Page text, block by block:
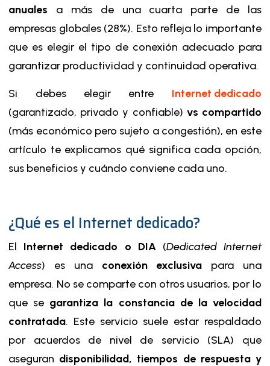
anuales a más de una cuarta parte de las
empresas globales (28%). Esto refleja lo importante
que es elegir el tipo de conexión adecuado para
garantizar productividad y continuidad operativa.
Si debes elegir entre Internet dedicado
(garantizado, privado y confiable) vs compartido
(más económico pero sujeto a congestión), en este
artículo te explicamos qué significa cada opción,
sus beneficios y cuándo conviene cada uno.
¿Qué es el Internet dedicado?
El Internet dedicado o DIA(Dedicated Internet
Access) es una conexión exclusiva para una
empresa. No se comparte con otros usuarios, por lo
que se garantiza la constancia de la velocidad
contratada. Este servicio suele estar respaldado
por acuerdos de nivel de servicio (SLA) que
aseguran disponibilidad, tiempos de respuesta y